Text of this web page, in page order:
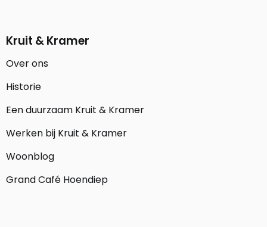
Kruit & Kramer
Over ons
Historie
Een duurzaam Kruit & Kramer
Werken bij Kruit & Kramer
Woonblog
Grand Café Hoendiep